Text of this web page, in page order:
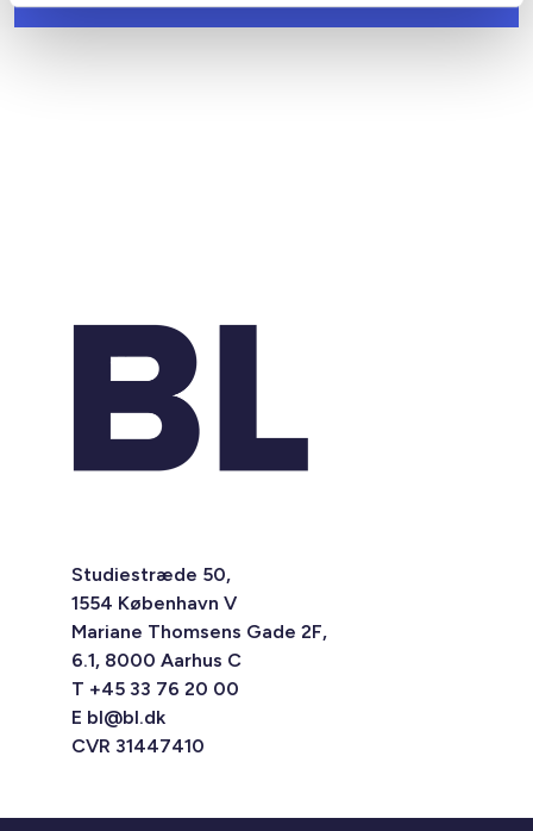
Studiestræde 50,
1554 København V
Mariane Thomsens Gade 2F,
6.1, 8000 Aarhus C
T +45 33 76 20 00
E bl@bl.dk
CVR 31447410